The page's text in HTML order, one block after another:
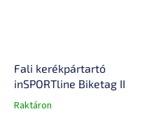
Fali kerékpártartó
inSPORTline Biketag II
A
Raktáron